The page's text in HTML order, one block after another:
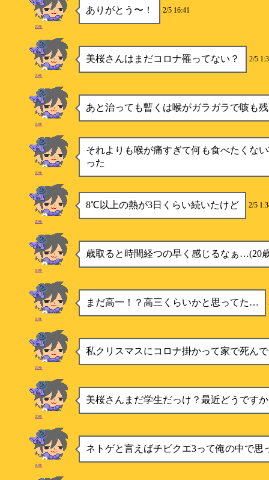
ありがとう〜！ 2/5 16:41
四季
美桜さんはまだコロナ罹ってない？ 2/5
四季
あと治っても暫くは喉がガラガラで咳も
四季
それよりも喉が痛すぎて何も食べたくな
った
四季
8℃以上の熱が3日くらい続いたけど 2/5
四季
歳取ると時間経つの早く感じるなぁ…(20
四季
まだ高一！？高三くらいかと思ってた…
四季
私クリスマスにコロナ掛かって家で死んで
四季
美桜さんまだ学生だっけ？最近どうです
四季
ネトゲと言えばチビクエ3って俺の中で思
四季